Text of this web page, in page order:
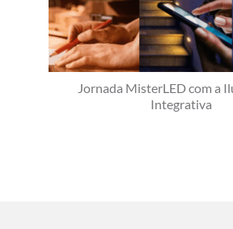
Jornada MisterLED com a
Integrativa